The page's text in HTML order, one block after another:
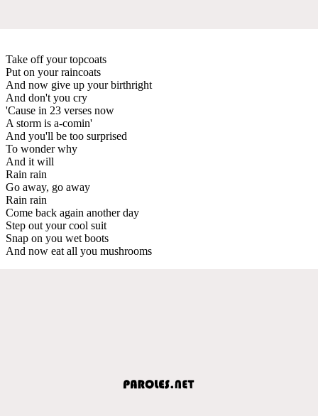
Take off your topcoats
Put on your raincoats
And now give up your birthright
And don't you cry
'Cause in 23 verses now
A storm is a-comin'
And you'll be too surprised
To wonder why
And it will
Rain rain
Go away, go away
Rain rain
Come back again another day
Step out your cool suit
Snap on you wet boots
And now eat all you mushrooms